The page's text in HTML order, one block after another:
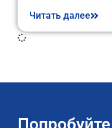
Читать далее